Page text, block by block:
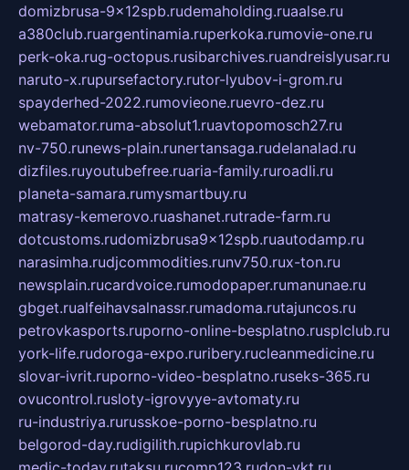
domizbrusa-9x12spb.rudemaholding.ruaalse.ru
a380club.ruargentinamia.ruperkoka.rumovie-one.ru
perk-oka.rug-octopus.rusibarchives.ruandreislyusar.ru
naruto-x.rupursefactory.rutor-lyubov-i-grom.ru
spayderhed-2022.rumovieone.ruevro-dez.ru
webamator.ruma-absolut1.ruavtopomosch27.ru
nv-750.runews-plain.runertansaga.rudelanalad.ru
dizfiles.ruyoutubefree.ruaria-family.ruroadli.ru
planeta-samara.rumysmartbuy.ru
matrasy-kemerovo.ruashanet.rutrade-farm.ru
dotcustoms.rudomizbrusa9x12spb.ruautodamp.ru
narasimha.rudjcommodities.runv750.rux-ton.ru
newsplain.rucardvoice.rumodopaper.rumanunae.ru
gbget.rualfeihavsalnassr.rumadoma.rutajuncos.ru
petrovkasports.ruporno-online-besplatno.rusplclub.ru
york-life.rudoroga-expo.ruribery.rucleanmedicine.ru
slovar-ivrit.ruporno-video-besplatno.ruseks-365.ru
ovucontrol.rusloty-igrovyye-avtomaty.ru
ru-industriya.rurusskoe-porno-besplatno.ru
belgorod-day.rudigilith.rupichkurovlab.ru